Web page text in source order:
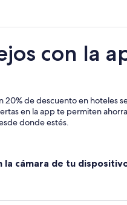
de lujo en Maitencillo
en La Laguna
en Los Molles
con la
20% de descuento en hoteles
en la app te permiten
donde estés.
la cámara de tu